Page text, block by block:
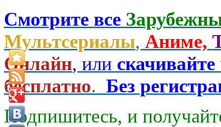
Смотрите все
Мультсериалы, Аниме,
Онлайн, или скачивайте
бесплатно. Без
Подпишитесь, и